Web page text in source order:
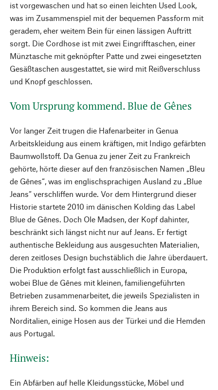
ist vorgewaschen und hat so einen leichten Used Look,
was im Zusammenspiel mit der bequemen Passform mit
geradem, eher weitem Bein für einen lässigen Auftritt
sorgt. Die Cordhose ist mit zwei Eingrifftaschen, einer
Münztasche mit geknöpfter Patte und zwei eingesetzten
Gesäßtaschen ausgestattet, sie wird mit Reißverschluss
und Knopf geschlossen.
Vom Ursprung kommend. Blue de Gênes
Vor langer Zeit trugen die Hafenarbeiter in Genua
Arbeitskleidung aus einem kräftigen, mit Indigo gefärbten
Baumwollstoff. Da Genua zu jener Zeit zu Frankreich
gehörte, hörte dieser auf den französischen Namen „Bleu
de Gênes“, was im englischsprachigen Ausland zu „Blue
Jeans“ verschliffen wurde. Vor dem Hintergrund dieser
Historie startete 2010 im dänischen Kolding das Label
Blue de Gênes. Doch Ole Madsen, der Kopf dahinter,
beschränkt sich längst nicht nur auf Jeans. Er fertigt
authentische Bekleidung aus ausgesuchten Materialien,
deren zeitloses Design buchstäblich die Jahre überdauert.
Die Produktion erfolgt fast ausschließlich in Europa,
wobei Blue de Gênes mit kleinen, familiengeführten
Betrieben zusammenarbeitet, die jeweils Spezialisten in
ihrem Bereich sind. So kommen die Jeans aus
Norditalien, einige Hosen aus der Türkei und die Hemden
aus Portugal.
Hinweis:
Ein Abfärben auf helle Kleidungsstücke, Möbel und